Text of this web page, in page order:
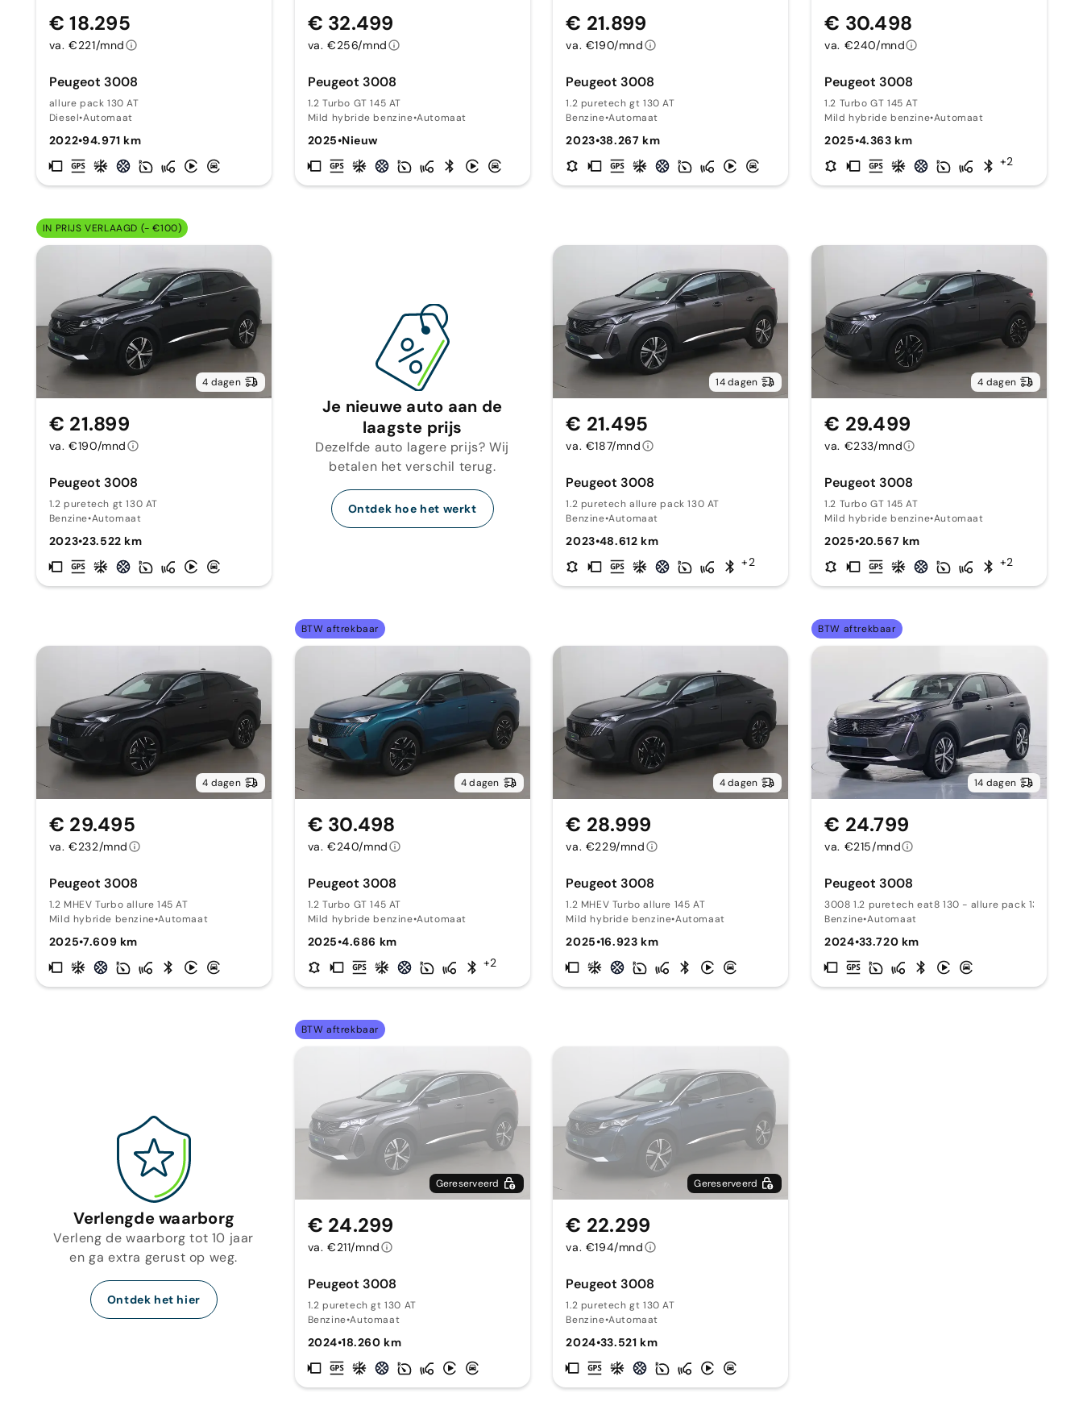
Peugeot 3008
allure pack 130 AT
Diesel•Automaat
2022•94.971 km
€ 18.295
va. €221/mnd
Peugeot 3008
1.2 Turbo GT 145 AT
Mild hybride benzine•Automaat
2025•Nieuw
€ 32.499
va. €256/mnd
Peugeot 3008
1.2 puretech gt 130 AT
Benzine•Automaat
2023•38.267 km
€ 21.899
va. €190/mnd
Peugeot 3008
1.2 Turbo GT 145 AT
Mild hybride benzine•Automaat
2025•4.363 km
+2
€ 30.498
va. €240/mnd
IN PRIJS VERLAAGD (- €100)
4 dagen
Peugeot 3008
1.2 puretech gt 130 AT
Benzine•Automaat
2023•23.522 km
€ 21.899
va. €190/mnd
Je nieuwe auto aan de
laagste prijs
Dezelfde auto lagere prijs? Wij
betalen het verschil terug.
Ontdek hoe het werkt
14 dagen
Peugeot 3008
1.2 puretech allure pack 130 AT
Benzine•Automaat
2023•48.612 km
+2
€ 21.495
va. €187/mnd
4 dagen
Peugeot 3008
1.2 Turbo GT 145 AT
Mild hybride benzine•Automaat
2025•20.567 km
+2
€ 29.499
va. €233/mnd
4 dagen
Peugeot 3008
1.2 MHEV Turbo allure 145 AT
Mild hybride benzine•Automaat
2025•7.609 km
€ 29.495
va. €232/mnd
BTW aftrekbaar
4 dagen
Peugeot 3008
1.2 Turbo GT 145 AT
Mild hybride benzine•Automaat
2025•4.686 km
+2
€ 30.498
va. €240/mnd
4 dagen
Peugeot 3008
1.2 MHEV Turbo allure 145 AT
Mild hybride benzine•Automaat
2025•16.923 km
€ 28.999
va. €229/mnd
BTW aftrekbaar
14 dagen
Peugeot 3008
3008 1.2 puretech eat8 130 - allure pack 130 AT
Benzine•Automaat
2024•33.720 km
€ 24.799
va. €215/mnd
Verlengde waarborg
Verleng de waarborg tot 10 jaar
en ga extra gerust op weg.
Ontdek het hier
BTW aftrekbaar
Gereserveerd
Peugeot 3008
1.2 puretech gt 130 AT
Benzine•Automaat
2024•18.260 km
€ 24.299
va. €211/mnd
Gereserveerd
Peugeot 3008
1.2 puretech gt 130 AT
Benzine•Automaat
2024•33.521 km
€ 22.299
va. €194/mnd